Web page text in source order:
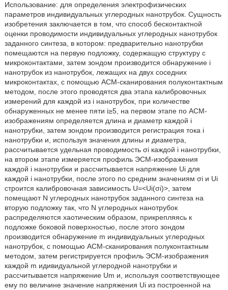
Использование: для определения электрофизических
параметров индивидуальных углеродных нанотрубок. Сущность
изобретения заключается в том, что способ бесконтактной
оценки проводимости индивидуальных углеродных нанотрубок
заданного синтеза, в котором: предварительно нанотрубки
помещаются на первую подложку, содержащую структуру с
микроконтактами, затем зондом производится обнаружение i
нанотрубок из нанотрубок, лежащих на двух соседних
микроконтактах, с помощью АСМ-сканирования полуконтактным
методом, после этого проводятся два этапа калибровочных
измерений для каждой из i нанотрубок, при количестве
обнаруженных не менее пяти i≥5, на первом этапе по АСМ-
изображениям определяется длина и диаметр каждой i
нанотрубки, затем зондом производится регистрация тока i
нанотрубки и, используя значения длины и диаметра,
рассчитывается удельная проводимость σi каждой i нанотрубки,
на втором этапе измеряется профиль ЭСМ-изображения
каждой i нанотрубки и рассчитывается напряжение Ui для
каждой i нанотрубки, после этого по средним значениям σi и Ui
строится калибровочная зависимость U=<Ui(σi)>, затем
помещают N углеродных нанотрубок заданного синтеза на
вторую подложку так, что N углеродных нанотрубок
распределяются хаотическим образом, прикрепляясь к
подложке боковой поверхностью, после этого зондом
производится обнаружение m индивидуальных углеродных
нанотрубок, с помощью АСМ-сканирования полуконтактным
методом, затем регистрируется профиль ЭСМ-изображения
каждой m идивидуальной углеродной нанотрубки и
рассчитывается напряжение Um и, используя соответствующее
ему по величине значение напряжения Ui из построенной на